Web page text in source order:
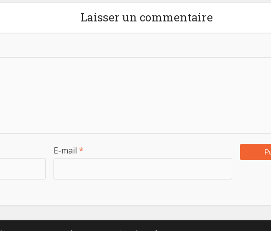
Laisser un commentaire
E-mail *